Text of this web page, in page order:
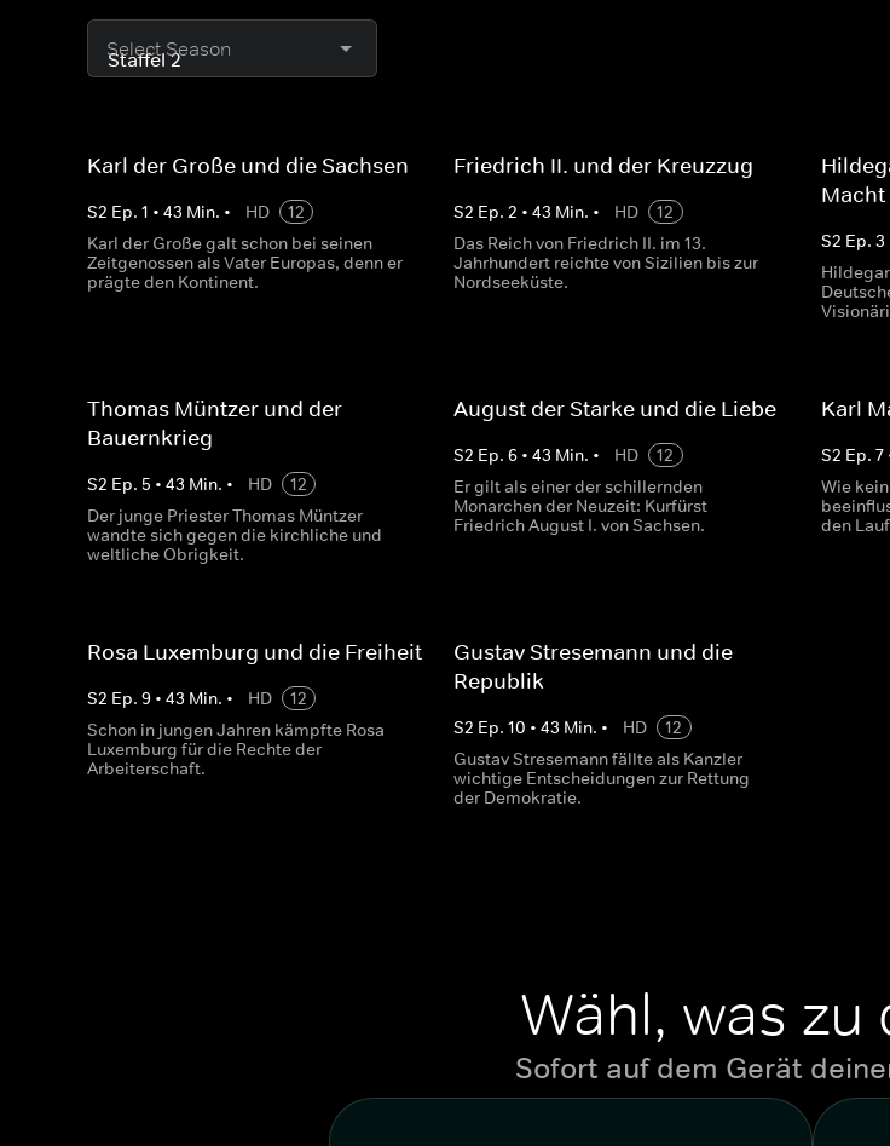
Select Season
Karl der Große und die Sachsen
S2 Ep. 1 • 43 Min. • HD
12
Karl der Große galt schon bei seinen
Zeitgenossen als Vater Europas, denn er
prägte den Kontinent.
Friedrich II. und der Kreuzzug
S2 Ep.2 •43 Min. • HD
12
Das Reich von Friedrich II. im 13.
Jahrhundert reichte von Sizilien bis zur
Nordseeküste.
Macht
S2 Ep. 3
Thomas Müntzer und der
Bauernkrieg
S2 Ep. 5 • 43 Min. • HD
12
Der junge Priester Thomas Müntzer
wandte sich gegen die kirchliche und
weltliche Obrigkeit.
August der Starke und die Liebe
S2 Ep.6 •43 Min. • HD
12
Er gilt als einer der schillernden
Monarchen der Neuzeit: Kurfürst
Friedrich August I. von Sachsen.
Karl
S2 Ep. 7
Wie
den
Rosa Luxemburg und die Freiheit
S2 Ep. 9 • 43 Min. • HD
12
Schon in jungen Jahren kämpfte Rosa
Luxemburg für die Rechte der
Arbeiterschaft.
Gustav Stresemann und die
Republik
S2 Ep.10 •43 Min. • HD
12
Gustav Stresemann fällte als Kanzler
wichtige Entscheidungen zur Rettung
der Demokratie.
Wähl, was zu
Sofort auf dem Gerät